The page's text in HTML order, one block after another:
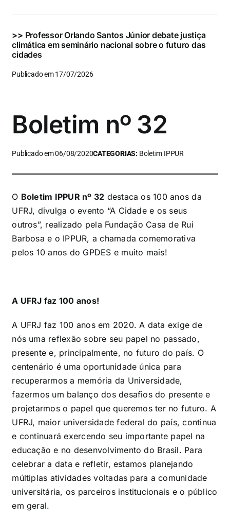
>> Professor Orlando Santos Júnior debate justiça
climática em seminário nacional sobre o futuro das
cidades
Publicado em 17/07/2026
Boletim nº 32
Publicado em 06/08/2020CATEGORIAS: Boletim IPPUR
O Boletim IPPUR nº 32 destaca os 100 anos da
UFRJ, divulga o evento “A Cidade e os seus
outros”, realizado pela Fundação Casa de Rui
Barbosa e o IPPUR, a chamada comemorativa
pelos 10 anos do GPDES e muito mais!
A UFRJ faz 100 anos!
A UFRJ faz 100 anos em 2020. A data exige de
nós uma reflexão sobre seu papel no passado,
presente e, principalmente, no futuro do país. O
centenário é uma oportunidade única para
recuperarmos a memória da Universidade,
fazermos um balanço dos desafios do presente e
projetarmos o papel que queremos ter no futuro. A
UFRJ, maior universidade federal do país, continua
e continuará exercendo seu importante papel na
educação e no desenvolvimento do Brasil. Para
celebrar a data e refletir, estamos planejando
múltiplas atividades voltadas para a comunidade
universitária, os parceiros institucionais e o público
em geral.